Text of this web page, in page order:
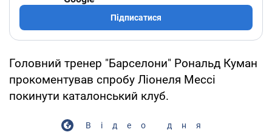
Підписатися
Головний тренер "Барселони" Рональд Куман
прокоментував спробу Ліонеля Мессі
покинути каталонський клуб.
Відео дня